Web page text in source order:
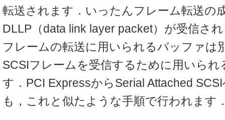
転送されます．いったんフレーム転送の
DLLP（data link layer packet）が受信さ
フレームの転送に用いられるバッファは
SCSIフレームを受信するために用いら
す．PCI ExpressからSerial Attached
も，これと似たような手順で行われます